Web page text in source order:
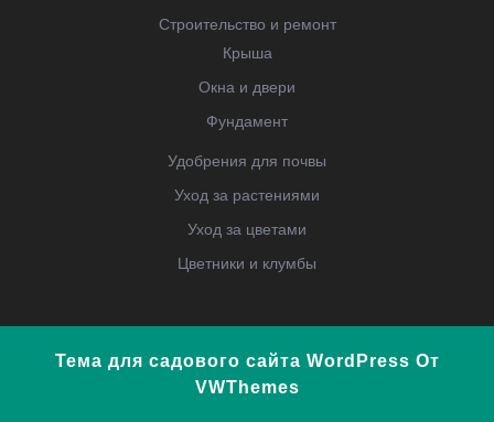
Строительство и ремонт
Крыша
Окна и двери
Фундамент
Удобрения для почвы
Уход за растениями
Уход за цветами
Цветники и клумбы
Тема для садового сайта WordPress От
VWThemes